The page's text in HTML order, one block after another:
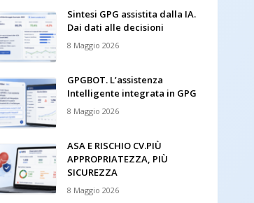
Sintesi GPG assistita dalla IA.
Dai dati alle decisioni
8 Maggio 2026
GPGBOT. L’assistenza
Intelligente integrata in GPG
8 Maggio 2026
ASA E RISCHIO CV.PIÙ
APPROPRIATEZZA, PIÙ
SICUREZZA
8 Maggio 2026